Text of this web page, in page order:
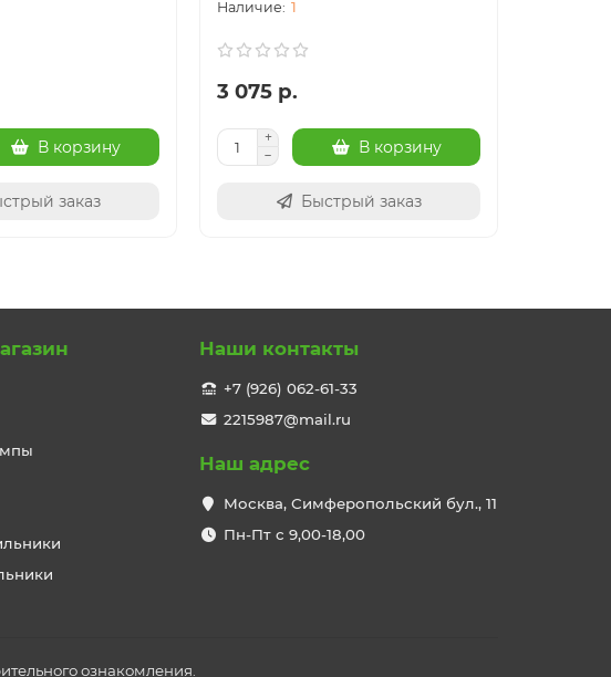
В корзину
заказ
1
3 075 р.
В корзину
Быстрый заказ
Наши контакты
+7 (926) 062-61-33
2215987@mail.ru
Наш адрес
Москва, Симферопольский бул., 11
Пн-Пт с 9,00-18,00
ознакомления.